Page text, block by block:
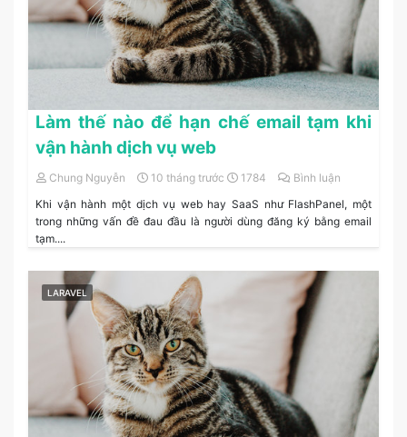
Làm thế nào để hạn chế email tạm khi
vận hành dịch vụ web
Chung Nguyễn 10 tháng trước 1784
Bình luận
Khi vận hành một dịch vụ web hay SaaS như FlashPanel, một
trong những vấn đề đau đầu là người dùng đăng ký bằng email
tạm....
LARAVEL